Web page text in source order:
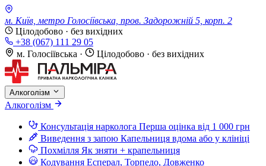
м. Київ, метро Голосіївська, пров. Задорожній 5, корп. 2
Цілодобово · без вихідних
+38 (067) 111 29 05
м. Голосіївська · Цілодобово · без вихідних
Алкоголізм
Алкоголізм
Консультація нарколога Перша оцінка від 1 000 грн
Виведення з запою Капельниця вдома або у клініці
Похмілля Як зняти + крапельниця
Кодування Есперал, Торпедо, Довженко